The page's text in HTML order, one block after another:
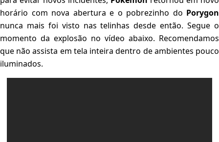
horário com nova abertura e o pobrezinho do Porygon
nunca mais foi visto nas telinhas desde então. Segue o
momento da explosão no vídeo abaixo. Recomendamos
que não assista em tela inteira dentro de ambientes pouco
iluminados.